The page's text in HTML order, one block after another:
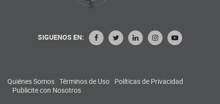
SIGUENOS EN:
Quiénes Somos Términos de Uso Políticas de Privacidad
Publicite con Nosotros